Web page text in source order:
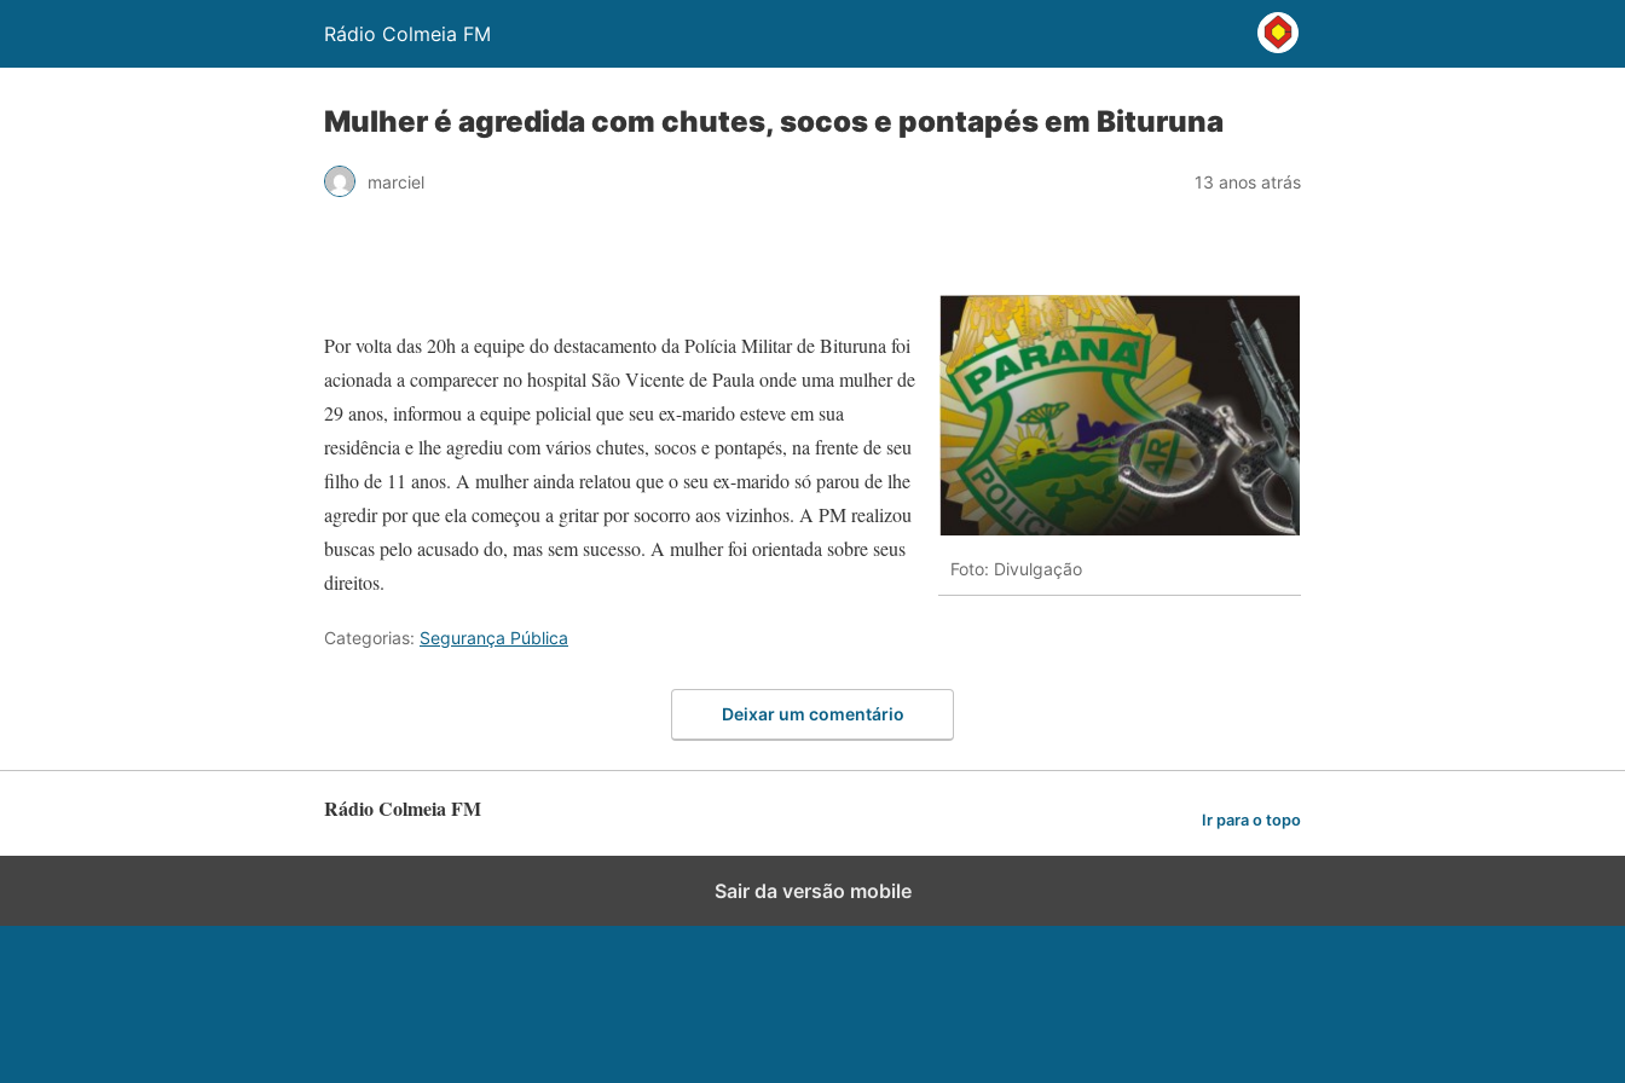
Rádio Colmeia FM
Mulher é agredida com chutes, socos e pontapés em Bituruna
marciel 13 anos atrás
Foto: Divulgação
Por volta das 20h a equipe do destacamento da Polícia Militar de Bituruna foi
acionada a comparecer no hospital São Vicente de Paula onde uma mulher de
29 anos, informou a equipe policial que seu ex-marido esteve em sua
residência e lhe agrediu com vários chutes, socos e pontapés, na frente de seu
filho de 11 anos. A mulher ainda relatou que o seu ex-marido só parou de lhe
agredir por que ela começou a gritar por socorro aos vizinhos. A PM realizou
buscas pelo acusado do, mas sem sucesso. A mulher foi orientada sobre seus
direitos.
Categorias: Segurança Pública
Deixar um comentário
Rádio Colmeia FM Ir para o topo
Sair da versão mobile